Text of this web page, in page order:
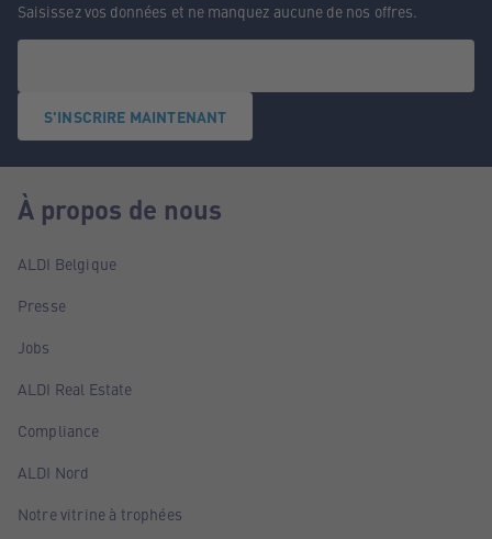
Saisissez vos données et ne manquez aucune de nos offres.
S'INSCRIRE MAINTENANT
À propos de nous
ALDI Belgique
Presse
Jobs
ALDI Real Estate
Compliance
ALDI Nord
Notre vitrine à trophées